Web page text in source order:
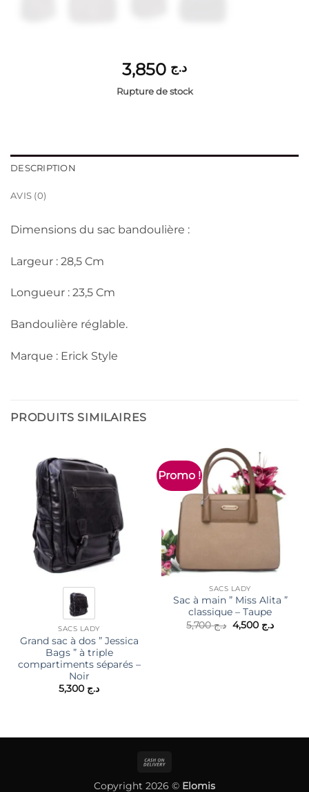
د.ج
Rupture de stock
DESCRIPTION
AVIS (0)
Dimensions du sac bandoulière :
Largeur : 28,5 Cm
Longueur : 23,5 Cm
Bandoulière réglable.
Marque : Erick Style
PRODUITS SIMILAIRES
SACS LADY
Grand sac à dos ” Jessica
Bags ” à triple
compartiments séparés –
Noir
د.ج
Promo !
SACS LADY
Sac à main ” Miss Alita ”
classique – Taupe
د.ج5,700
Le
prix
د.ج 4,500
Le
Copyright 2026 © Elomis